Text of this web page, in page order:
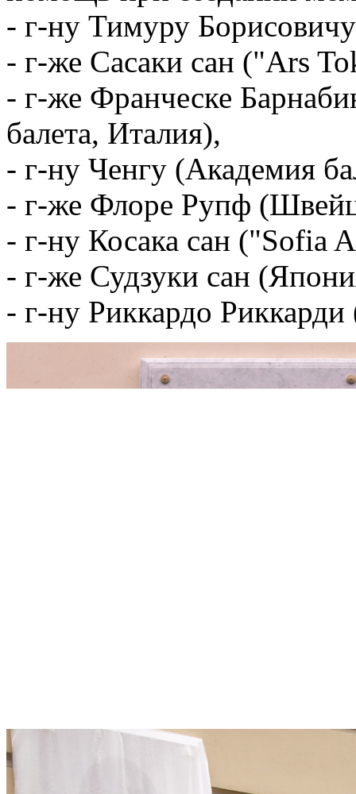
- г-ну Тимуру
- г-же Сасаки сан ("Ars
- г-же Франческе
балета, Италия),
- г-ну Ченгу (Академия
- г-же Флоре Рупф
- г-ну Косака сан ("Sofia
- г-же Судзуки сан
- г-ну Риккардо